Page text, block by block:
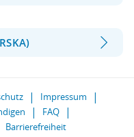
Impressum
FAQ
Barrierefreiheit